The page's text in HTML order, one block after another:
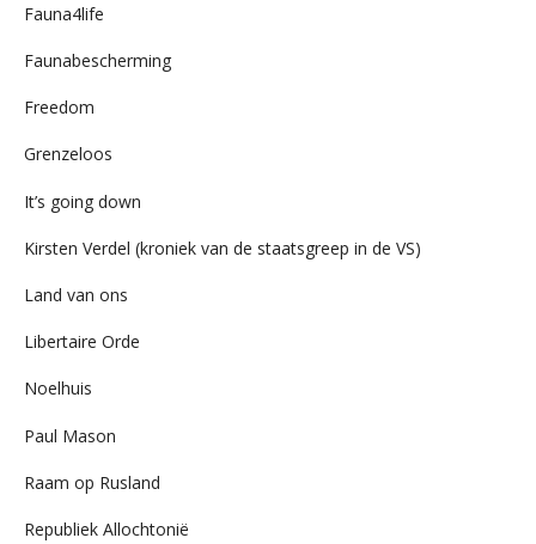
Fauna4life
Faunabescherming
Freedom
Grenzeloos
It’s going down
Kirsten Verdel (kroniek van de staatsgreep in de VS)
Land van ons
Libertaire Orde
Noelhuis
Paul Mason
Raam op Rusland
Republiek Allochtonië